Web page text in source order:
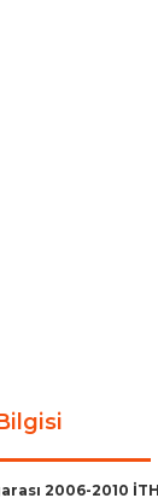
2006-2010